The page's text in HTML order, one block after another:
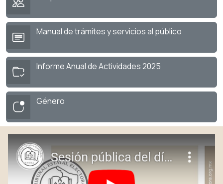
Manual de trámites y servicios al público
Informe Anual de Actividades 2025
Género